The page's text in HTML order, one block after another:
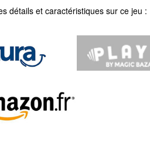
détails et caractéristiques sur ce jeu :